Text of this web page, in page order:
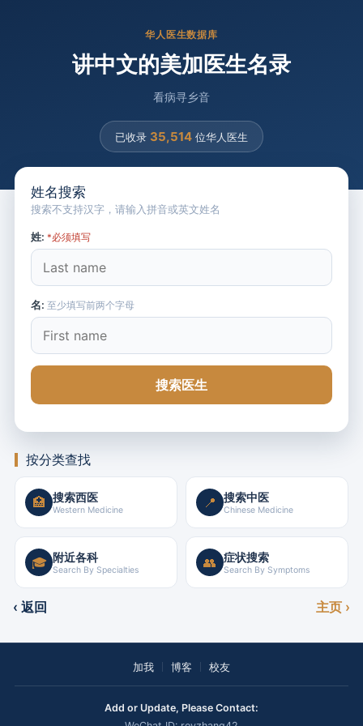
华人医生数据库
讲中文的美加医生名录
看病寻乡音
已收录 35,514 位华人医生
姓名搜索
搜索不支持汉字，请输入拼音或英文姓名
姓: *必须填写
名: 至少填写前两个字母
搜索医生
按分类查找
🏥 搜索西医
Western Medicine 📍 搜索中医
Chinese Medicine
🎓 附近各科
Search By Specialties 👥 症状搜索
Search By Symptoms
‹ 返回 主页 ›
加我 博客 校友
Add or Update, Please Contact: